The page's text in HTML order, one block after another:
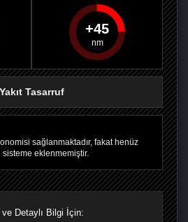
45
Yakıt Tasarruf
sağlanmaktadır, fakat henüz
sisteme eklenmemiştir.
ve Detaylı Bilgi İçin: